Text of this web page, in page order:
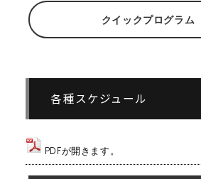
クイックプログラム
各種スケジュール
PDFが開きます。